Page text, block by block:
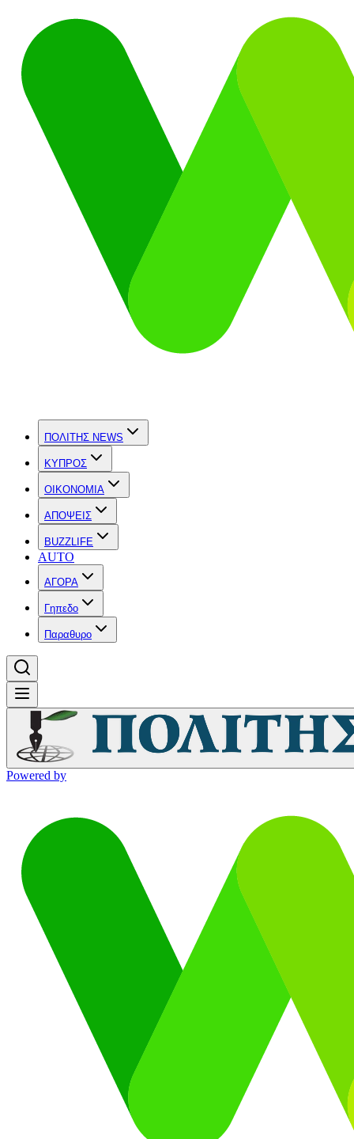
ΠΟΛΙΤΗΣ NEWS
ΚΥΠΡΟΣ
OIKONOMIA
ΑΠΟΨΕΙΣ
BUZZLIFE
AUTO
ΑΓΟΡΑ
Γηπεδο
Παραθυρο
Powered by